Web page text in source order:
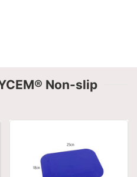
Non-slip